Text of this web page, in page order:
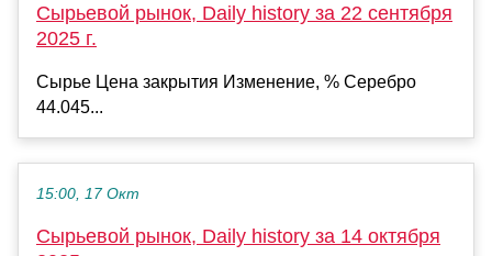
Сырьевой рынок, Daily history за 22 сентября
2025 г.
Сырье Цена закрытия Изменение, % Серебро
44.045...
15:00, 17 Окт
Сырьевой рынок, Daily history за 14 октября